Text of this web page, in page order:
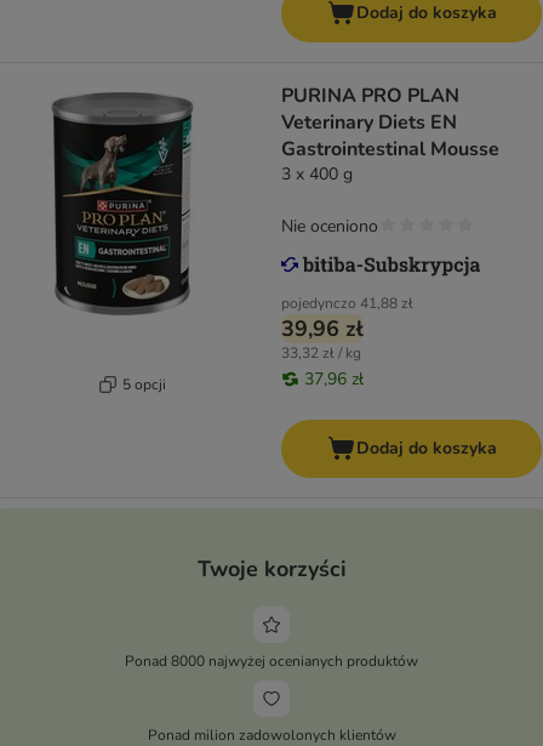
Dodaj do koszyka
5 opcji
PURINA PRO PLAN
Veterinary Diets EN
Gastrointestinal Mousse
3 x 400 g
pojedynczo 41,88 zł
39,96 zł
33,32 zł / kg
37,96 zł
Nie oceniono
Dodaj do koszyka
Twoje korzyści
Ponad 8000 najwyżej ocenianych produktów
Ponad milion zadowolonych klientów